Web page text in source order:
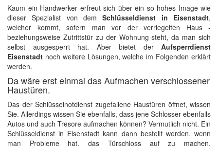
Kaum ein Handwerker erfreut sich über ein so hohes Image wie
dieser Spezialist von demSchlüsseldienst in Eisenstadt,
welcher kommt, sofern man vor der verriegelten Haus -
beziehungsweise Zutrittstür zu der Wohnung steht, da man sich
selbst ausgesperrt hat. Aber bietet der Aufsperrdienst
Eisenstadt noch weitere Lösungen, welche im Folgenden erklärt
werden.
Da wäre erst einmal das Aufmachen verschlossener
Haustüren.
Das der Schlüsselnotdienst zugefallene Haustüren öffnet, wissen
Sie. Allerdings wissen Sie ebenfalls, dass jene Schlosser ebenfalls
Autos und auch Tresore aufmachen können? Vermutlich nicht. Ein
Schlüsseldienst in Eisenstadt kann dann bestellt werden, wenn
man Probleme hat, das Türschloss auf zu machen,